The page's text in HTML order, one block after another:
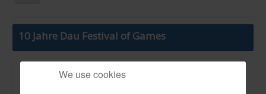
Start
Magazine
Abos/Subscriptions
10 Jahre Dau Festival of Games
VerlBeschThema:We use cookies